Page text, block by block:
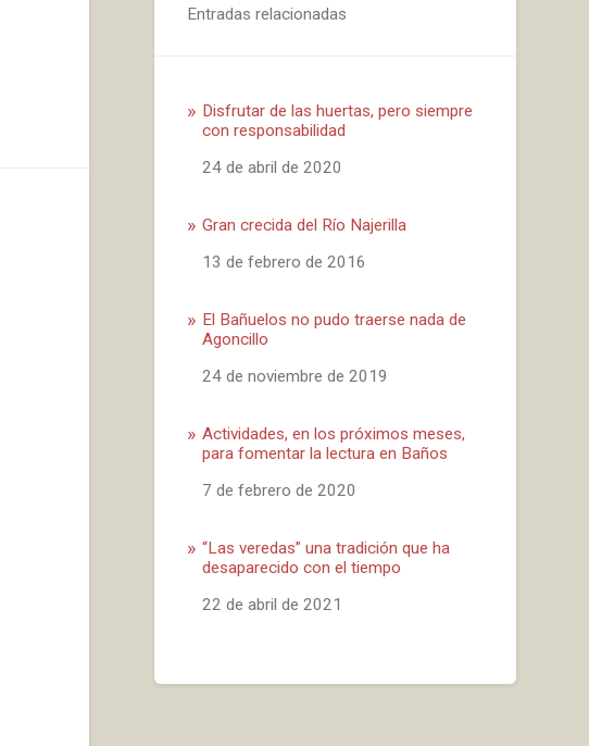
Entradas relacionadas
Disfrutar de las huertas, pero siempre
con responsabilidad
Fecha
24 de abril de 2020
Gran crecida del Río Najerilla
Fecha
13 de febrero de 2016
El Bañuelos no pudo traerse nada de
Agoncillo
Fecha
24 de noviembre de 2019
Actividades, en los próximos meses,
para fomentar la lectura en Baños
Fecha
7 de febrero de 2020
“Las veredas” una tradición que ha
desaparecido con el tiempo
Fecha
22 de abril de 2021